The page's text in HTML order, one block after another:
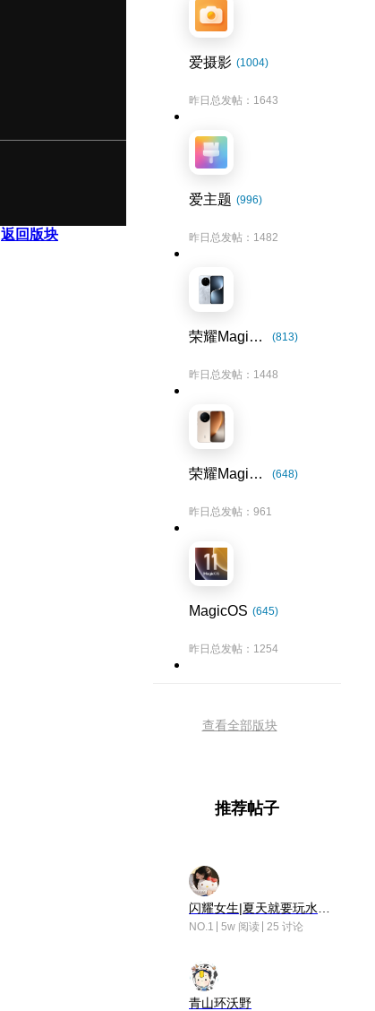
爱摄影 (1004)
昨日总发帖：1643
爱主题 (996)
昨日总发帖：1482
荣耀Magic7系列 (813)
昨日总发帖：1448
荣耀Magic8系列 (648)
昨日总发帖：961
MagicOS (645)
昨日总发帖：1254
查看全部版块
推荐帖子
NO.1 5w 阅读 25 讨论
青山环沃野
返回版块